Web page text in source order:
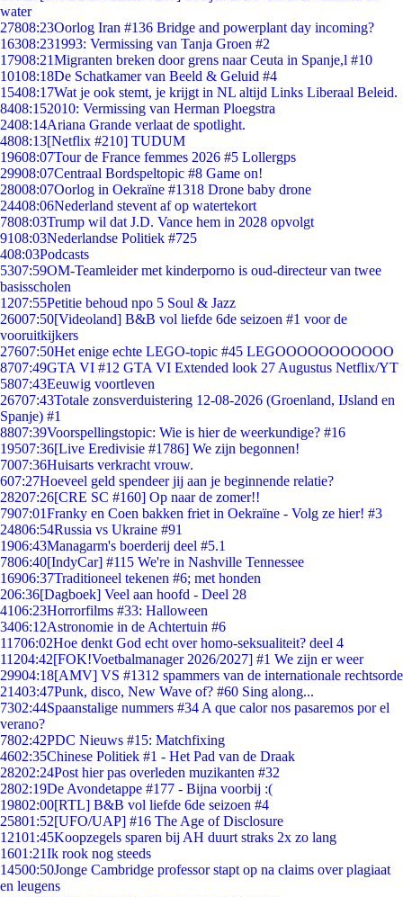
water
27808:23Oorlog Iran #136 Bridge and powerplant day incoming?
16308:231993: Vermissing van Tanja Groen #2
17908:21Migranten breken door grens naar Ceuta in Spanje,l #10
10108:18De Schatkamer van Beeld & Geluid #4
15408:17Wat je ook stemt, je krijgt in NL altijd Links Liberaal Beleid.
8408:152010: Vermissing van Herman Ploegstra
2408:14Ariana Grande verlaat de spotlight.
4808:13[Netflix #210] TUDUM
19608:07Tour de France femmes 2026 #5 Lollergps
29908:07Centraal Bordspeltopic #8 Game on!
28008:07Oorlog in Oekraïne #1318 Drone baby drone
24408:06Nederland stevent af op watertekort
7808:03Trump wil dat J.D. Vance hem in 2028 opvolgt
9108:03Nederlandse Politiek #725
408:03Podcasts
5307:59OM-Teamleider met kinderporno is oud-directeur van twee
basisscholen
1207:55Petitie behoud npo 5 Soul & Jazz
26007:50[Videoland] B&B vol liefde 6de seizoen #1 voor de
vooruitkijkers
27607:50Het enige echte LEGO-topic #45 LEGOOOOOOOOOOO
8707:49GTA VI #12 GTA VI Extended look 27 Augustus Netflix/YT
5807:43Eeuwig voortleven
26707:43Totale zonsverduistering 12-08-2026 (Groenland, IJsland en
Spanje) #1
8807:39Voorspellingstopic: Wie is hier de weerkundige? #16
19507:36[Live Eredivisie #1786] We zijn begonnen!
7007:36Huisarts verkracht vrouw.
607:27Hoeveel geld spendeer jij aan je beginnende relatie?
28207:26[CRE SC #160] Op naar de zomer!!
7907:01Franky en Coen bakken friet in Oekraïne - Volg ze hier! #3
24806:54Russia vs Ukraine #91
1906:43Managarm's boerderij deel #5.1
7806:40[IndyCar] #115 We're in Nashville Tennessee
16906:37Traditioneel tekenen #6; met honden
206:36[Dagboek] Veel aan hoofd - Deel 28
4106:23Horrorfilms #33: Halloween
3406:12Astronomie in de Achtertuin #6
11706:02Hoe denkt God echt over homo-seksualiteit? deel 4
11204:42[FOK!Voetbalmanager 2026/2027] #1 We zijn er weer
29904:18[AMV] VS #1312 spammers van de internationale rechtsorde
21403:47Punk, disco, New Wave of? #60 Sing along...
7302:44Spaanstalige nummers #34 A que calor nos pasaremos por el
verano?
7802:42PDC Nieuws #15: Matchfixing
4602:35Chinese Politiek #1 - Het Pad van de Draak
28202:24Post hier pas overleden muzikanten #32
2802:19De Avondetappe #177 - Bijna voorbij :(
19802:00[RTL] B&B vol liefde 6de seizoen #4
25801:52[UFO/UAP] #16 The Age of Disclosure
12101:45Koopzegels sparen bij AH duurt straks 2x zo lang
1601:21Ik rook nog steeds
14500:50Jonge Cambridge professor stapt op na claims over plagiaat
en leugens